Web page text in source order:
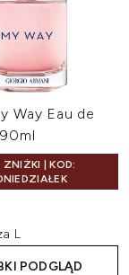
Way Eau de
ZNIŻKI | KOD:
L
PODGLĄD